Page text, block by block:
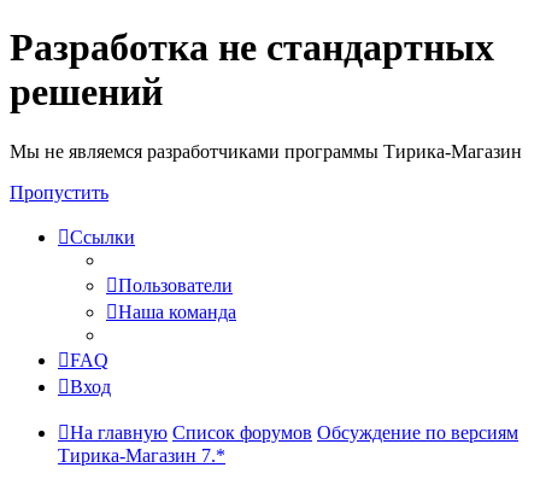
Разработка не стандартных
решений
Мы не являемся разработчиками программы Тирика-Магазин
Пропустить
Ссылки
Пользователи
Наша команда
FAQ
Вход
На главную Список форумов Обсуждение по версиям
Тирика-Магазин 7.*